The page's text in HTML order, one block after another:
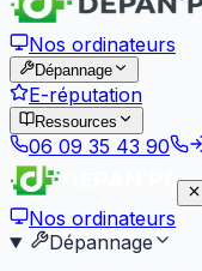
Nos ordinateurs
Dépannage
E-réputation
Ressources
06 09 35 43 90
Nos ordinateurs
Dépannage